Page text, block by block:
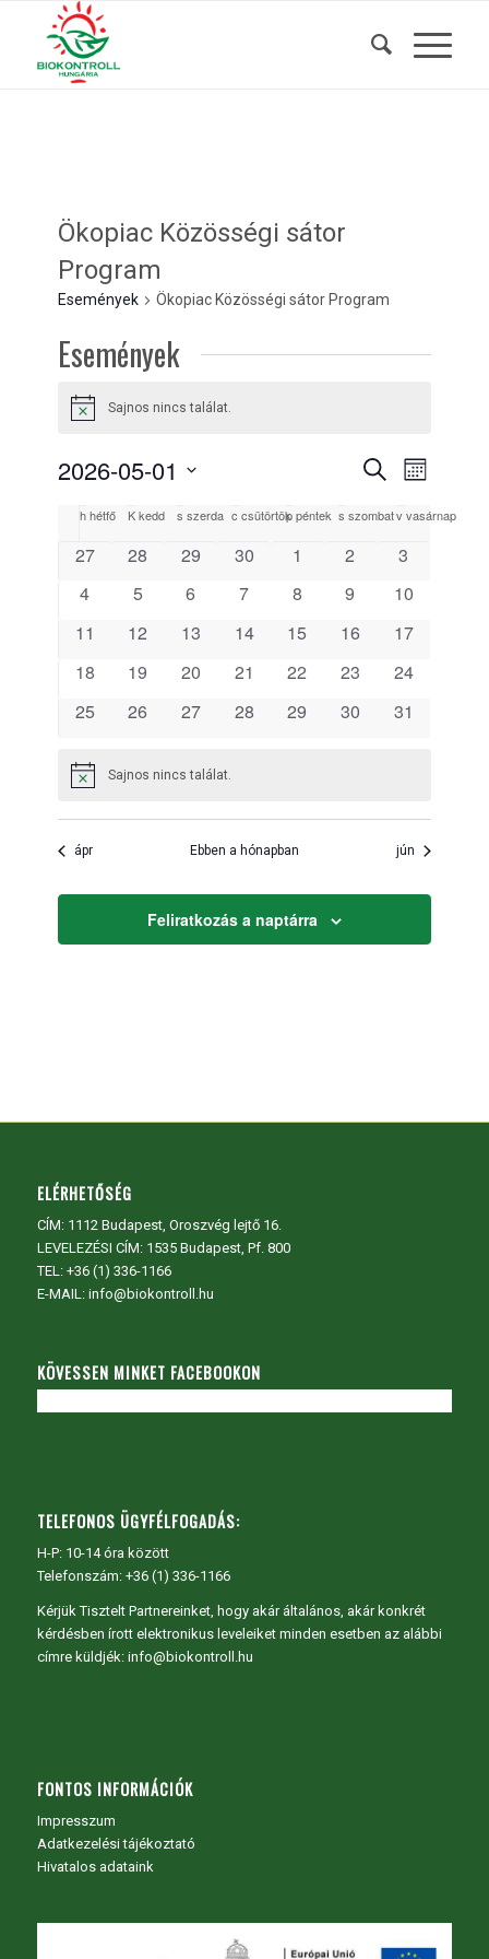
Ökopiac Közösségi sátor
Program
Események Ökopiac Közösségi sátor Program
Események
NoticeSajnos nincs találat.
Események
keresése
és
nézet
választás
Keresett
kifejezés
Esemény
nézet
Hónap
2026-05-01
kiválasztása.
Események
naptár
hhétfő Kkedd sszerda c csütörtökppéntek s szombatvvasárnap
0
27
0
28
0
29
0
30
0
1
0
2
0
3
0
4
0
5
0
6
0
7
0
8
0
9
0
10
0
11
0
12
0
13
0
14
0
15
0
16
0
17
0
18
0
19
0
20
0
21
0
22
0
23
0
24
0
25
0
26
0
27
0
28
0
29
0
30
0
31
NoticeSajnos nincs találat.
ápr Ebben a hónapban jún
Feliratkozás a naptárra
ELÉRHETŐSÉG
CÍM: 1112 Budapest, Oroszvég lejtő 16.
LEVELEZÉSI CÍM: 1535 Budapest, Pf. 800
TEL: +36 (1) 336-1166
E-MAIL: info@biokontroll.hu
KÖVESSEN MINKET FACEBOOKON
TELEFONOS ÜGYFÉLFOGADÁS:
H-P: 10-14 óra között
Telefonszám: +36 (1) 336-1166
Kérjük Tisztelt Partnereinket, hogy akár általános, akár konkrét
kérdésben írott elektronikus leveleiket minden esetben az alábbi
címre küldjék: info@biokontroll.hu
FONTOS INFORMÁCIÓK
Impresszum
Adatkezelési tájékoztató
Hivatalos adataink